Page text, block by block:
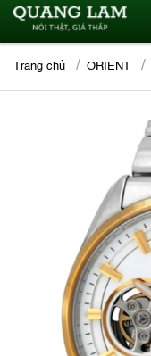
Trang chủ ORIENT